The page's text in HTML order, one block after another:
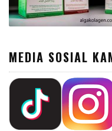
MEDIA SOSIAL